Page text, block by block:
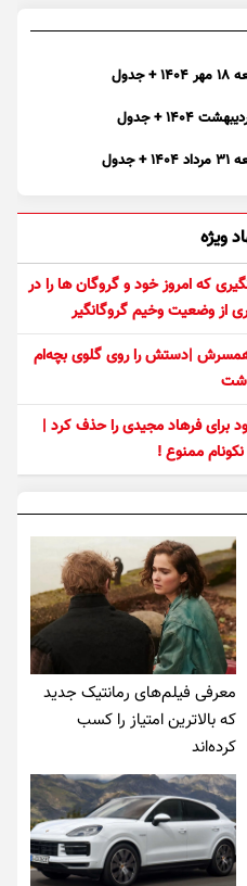
ویژه
که امروز خود و گروگان ها را در
از وضعیت وخیم گروگانگیر
|دستش را روی گلوی بچه‌ام
برای فرهاد مجیدی را حذف کرد |
ممنوع !
معرفی فیلم‌های رمانتیک جدید
که بالاترین امتیاز را کسب
کرده‌اند